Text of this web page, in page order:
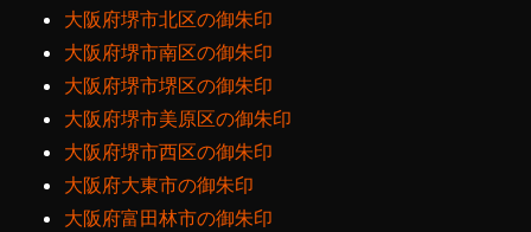
大阪府堺市北区の御朱印
大阪府堺市南区の御朱印
大阪府堺市堺区の御朱印
大阪府堺市美原区の御朱印
大阪府堺市西区の御朱印
大阪府大東市の御朱印
大阪府富田林市の御朱印